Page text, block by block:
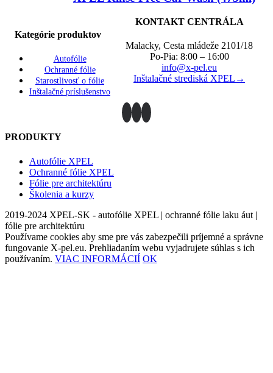
Kategórie produktov
Autofólie
Ochranné fólie
Starostlivosť o fólie
Inštalačné príslušenstvo
KONTAKT CENTRÁLA
Malacky, Cesta mládeže 2101/18
Po-Pia: 8:00 – 16:00
info@x-pel.eu
Inštalačné strediská XPEL→
PRODUKTY
Autofólie XPEL
Ochranné fólie XPEL
Fólie pre architektúru
Školenia a kurzy
2019-2024 XPEL-SK - autofólie XPEL | ochranné fólie laku áut |
fólie pre architektúru
Používame cookies aby sme pre vás zabezpečili príjemné a správne
fungovanie X-pel.eu. Prehliadaním webu vyjadrujete súhlas s ich
používaním. VIAC INFORMÁCIÍ OK